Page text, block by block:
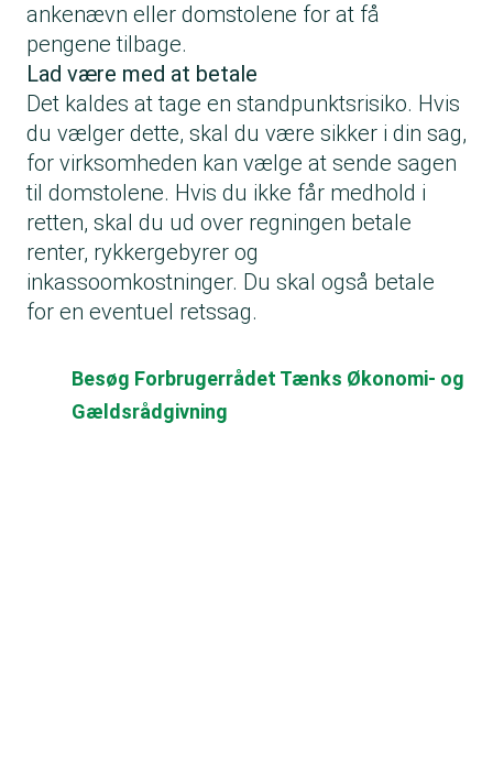
ankenævn eller domstolene for at få
pengene tilbage.
Lad være med at betale
Det kaldes at tage en standpunktsrisiko. Hvis
du vælger dette, skal du være sikker i din sag,
for virksomheden kan vælge at sende sagen
til domstolene. Hvis du ikke får medhold i
retten, skal du ud over regningen betale
renter, rykkergebyrer og
inkassoomkostninger. Du skal også betale
for en eventuel retssag.
Besøg Forbrugerrådet Tænks Økonomi- og
Gældsrådgivning